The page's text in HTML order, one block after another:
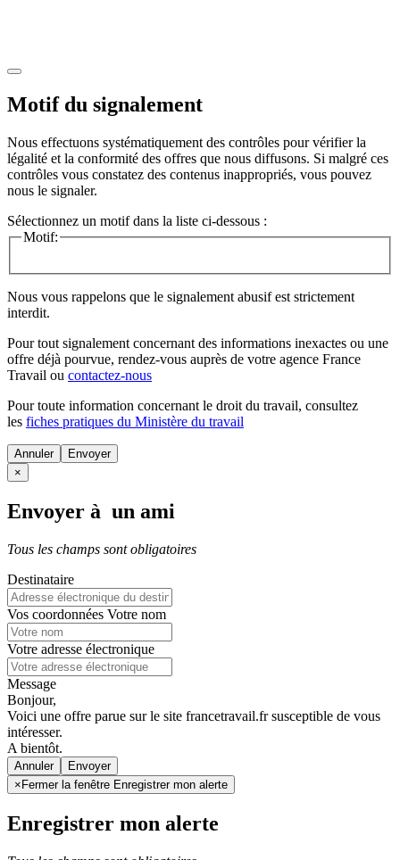
Motif du signalement
Nous effectuons systématiquement des contrôles pour vérifier la
légalité et la conformité des offres que nous diffusons. Si malgré ces
contrôles vous constatez des contenus inappropriés, vous pouvez
nous le signaler.
Sélectionnez un motif dans la liste ci-dessous :
Motif:
Nous vous rappelons que le signalement abusif est strictement
interdit.
Pour tout signalement concernant des informations inexactes ou une
offre déjà pourvue, rendez-vous auprès de votre agence France
Travail ou contactez-nous
Pour toute information concernant le droit du travail, consultez
les fiches pratiques du Ministère du travail
Annuler
×
Envoyer à un ami
Tous les champs sont obligatoires
Destinataire
Vos coordonnées Votre nom
Votre adresse électronique
Message
Bonjour,
Voici une offre parue sur le site francetravail.fr susceptible de vous
intéresser.
A bientôt.
Annuler
× Fermer la fenêtre Enregistrer mon alerte
Enregistrer mon alerte